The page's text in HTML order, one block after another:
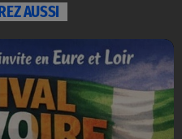
AUSSI